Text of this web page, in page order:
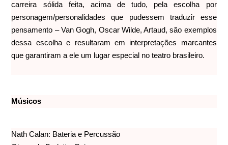
carreira sólida feita, acima de tudo, pela escolha por
personagem/personalidades que pudessem traduzir esse
pensamento – Van Gogh, Oscar Wilde, Artaud, são exemplos
dessa escolha e resultaram em interpretações marcantes
que garantiram a ele um lugar especial no teatro brasileiro.
Músicos
Nath Calan: Bateria e Percussão